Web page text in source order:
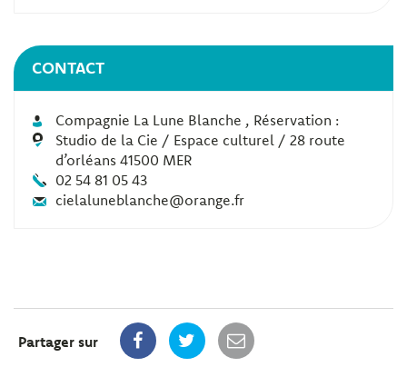
CONTACT
Compagnie La Lune Blanche , Réservation :
Studio de la Cie / Espace culturel / 28 route
d’orléans 41500 MER
02 54 81 05 43
cielaluneblanche@orange.fr
Partager sur